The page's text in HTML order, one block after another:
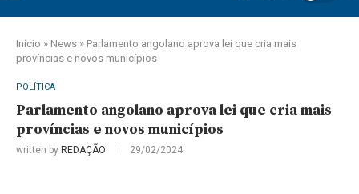
Início » News » Parlamento angolano aprova lei que cria mais
províncias e novos municípios
POLÍTICA
Parlamento angolano aprova lei que cria mais
províncias e novos municípios
written by REDAÇÃO 29/02/2024